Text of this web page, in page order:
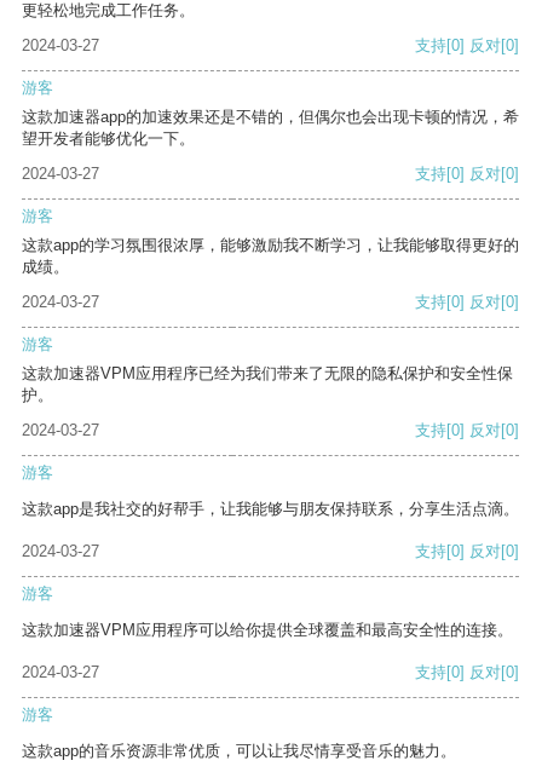
更轻松地完成工作任务。
2024-03-27
支持[0] 反对[0]
游客
这款加速器app的加速效果还是不错的，但偶尔也会出现卡顿的情况，希
望开发者能够优化一下。
2024-03-27
支持[0] 反对[0]
游客
这款app的学习氛围很浓厚，能够激励我不断学习，让我能够取得更好的
成绩。
2024-03-27
支持[0] 反对[0]
游客
这款加速器VPM应用程序已经为我们带来了无限的隐私保护和安全性保
护。
2024-03-27
支持[0] 反对[0]
游客
这款app是我社交的好帮手，让我能够与朋友保持联系，分享生活点滴。
2024-03-27 支持[0] 反对[0]
游客
这款加速器VPM应用程序可以给你提供全球覆盖和最高安全性的连接。
2024-03-27 支持[0] 反对[0]
游客
这款app的音乐资源非常优质，可以让我尽情享受音乐的魅力。